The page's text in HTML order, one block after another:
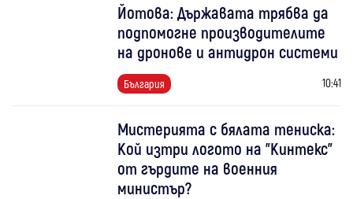
Йотова: Държавата трябва да
подпомогне производителите
на дронове и антидрон системи
България 10:41
Мистерията с бялата тениска:
Кой изтри логото на "Кинтекс"
от гърдите на военния
министър?